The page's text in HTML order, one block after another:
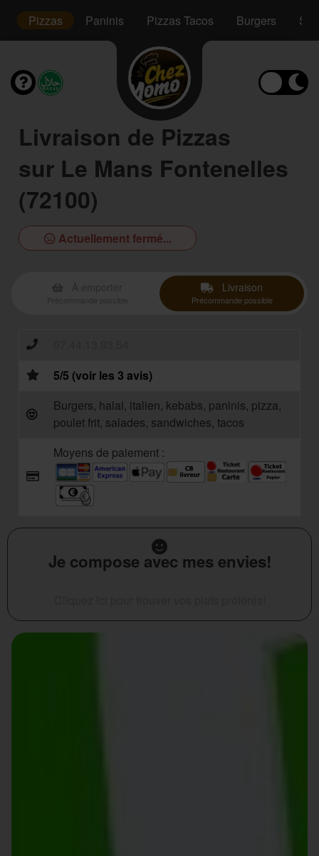
Pizzas Paninis Pizzas Tacos Burgers
Livraison de Pizzas
sur Le Mans Fontenelles
(72100)
Actuellement fermé...
Livraison
Précommande possible
5/5 (voir les 3 avis)
Burgers, halal, italien, kebabs, paninis, pizza,
poulet frit, salades, sandwiches, tacos
Moyens de paiement :
Je compose avec mes envies!